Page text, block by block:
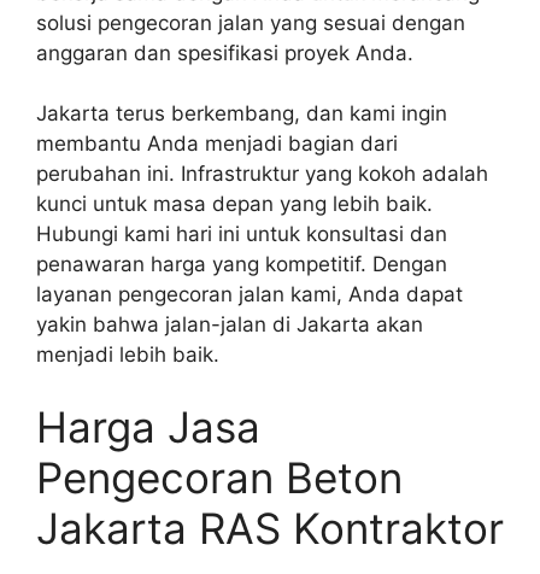
solusi pengecoran jalan yang sesuai dengan
anggaran dan spesifikasi proyek Anda.
Jakarta terus berkembang, dan kami ingin
membantu Anda menjadi bagian dari
perubahan ini. Infrastruktur yang kokoh adalah
kunci untuk masa depan yang lebih baik.
Hubungi kami hari ini untuk konsultasi dan
penawaran harga yang kompetitif. Dengan
layanan pengecoran jalan kami, Anda dapat
yakin bahwa jalan-jalan di Jakarta akan
menjadi lebih baik.
Harga Jasa
Pengecoran Beton
Jakarta RAS Kontraktor